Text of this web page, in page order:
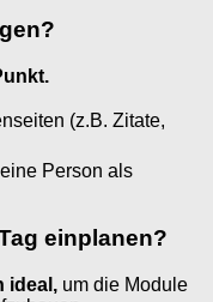
(z.B. Zitate,
Person als
einplanen?
ideal, um die Module